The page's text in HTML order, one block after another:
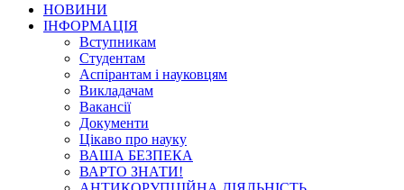
НОВИНИ
ІНФОРМАЦІЯ
Вступникам
Студентам
Аспірантам і науковцям
Викладачам
Вакансії
Документи
Цікаво про науку
ВАША БЕЗПЕКА
ВАРТО ЗНАТИ!